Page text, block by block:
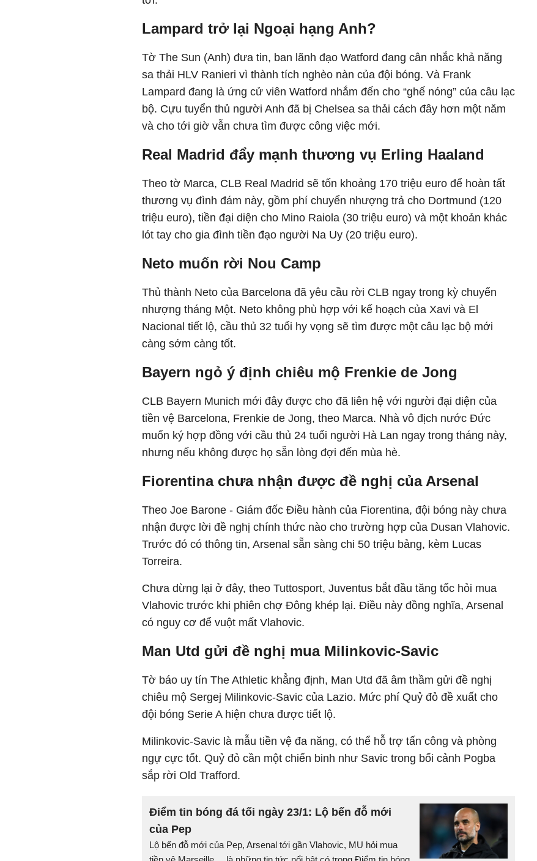
Lampard trở lại Ngoại hạng Anh?
Tờ The Sun (Anh) đưa tin, ban lãnh đạo Watford đang cân nhắc khả năng
sa thải HLV Ranieri vì thành tích nghèo nàn của đội bóng. Và Frank
Lampard đang là ứng cử viên Watford nhắm đến cho “ghế nóng” của câu lạc
bộ. Cựu tuyển thủ người Anh đã bị Chelsea sa thải cách đây hơn một năm
và cho tới giờ vẫn chưa tìm được công việc mới.
Real Madrid đẩy mạnh thương vụ Erling Haaland
Theo tờ Marca, CLB Real Madrid sẽ tốn khoảng 170 triệu euro để hoàn tất
thương vụ đình đám này, gồm phí chuyển nhượng trả cho Dortmund (120
triệu euro), tiền đại diện cho Mino Raiola (30 triệu euro) và một khoản khác
lót tay cho gia đình tiền đạo người Na Uy (20 triệu euro).
Neto muốn rời Nou Camp
Thủ thành Neto của Barcelona đã yêu cầu rời CLB ngay trong kỳ chuyển
nhượng tháng Một. Neto không phù hợp với kế hoạch của Xavi và El
Nacional tiết lộ, cầu thủ 32 tuổi hy vọng sẽ tìm được một câu lạc bộ mới
càng sớm càng tốt.
Bayern ngỏ ý định chiêu mộ Frenkie de Jong
CLB Bayern Munich mới đây được cho đã liên hệ với người đại diện của
tiền vệ Barcelona, ​​Frenkie de Jong, theo Marca. Nhà vô địch nước Đức
muốn ký hợp đồng với cầu thủ 24 tuổi người Hà Lan ngay trong tháng này,
nhưng nếu không được họ sẵn lòng đợi đến mùa hè.
Fiorentina chưa nhận được đề nghị của Arsenal
Theo Joe Barone - Giám đốc Điều hành của Fiorentina, đội bóng này chưa
nhận được lời đề nghị chính thức nào cho trường hợp của Dusan Vlahovic.
Trước đó có thông tin, Arsenal sẵn sàng chi 50 triệu bảng, kèm Lucas
Torreira.
Chưa dừng lại ở đây, theo Tuttosport, Juventus bắt đầu tăng tốc hỏi mua
Vlahovic trước khi phiên chợ Đông khép lại. Điều này đồng nghĩa, Arsenal
có nguy cơ để vuột mất Vlahovic.
Man Utd gửi đề nghị mua Milinkovic-Savic
Tờ báo uy tín The Athletic khẳng định, Man Utd đã âm thầm gửi đề nghị
chiêu mộ Sergej Milinkovic-Savic của Lazio. Mức phí Quỷ đỏ đề xuất cho
đội bóng Serie A hiện chưa được tiết lộ.
Milinkovic-Savic là mẫu tiền vệ đa năng, có thể hỗ trợ tấn công và phòng
ngự cực tốt. Quỷ đỏ cần một chiến binh như Savic trong bối cảnh Pogba
sắp rời Old Trafford.
Điểm tin bóng đá tối ngày 23/1: Lộ bến đỗ mới
của Pep
Lộ bến đỗ mới của Pep, Arsenal tới gần Vlahovic, MU hỏi mua